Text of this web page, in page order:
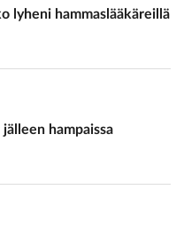
lyheni hammaslääkäreillä
hampaissa